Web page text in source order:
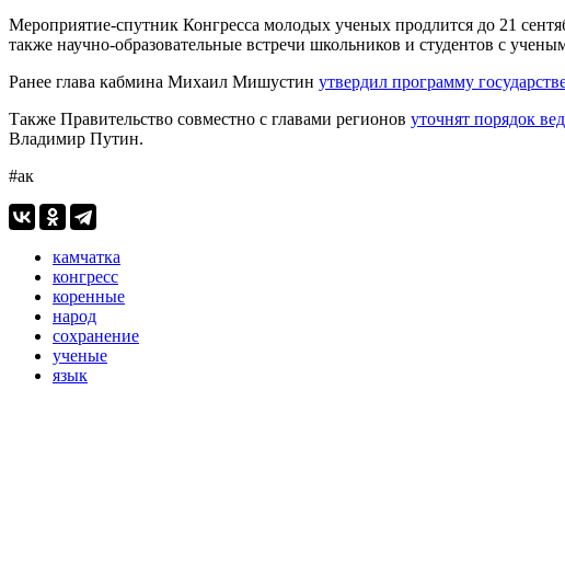
Мероприятие-спутник Конгресса молодых ученых продлится до 21
также научно-образовательные встречи школьников и студентов с
Ранее глава кабмина Михаил Мишустин утвердил программу
Также Правительство совместно с главами регионов уточнят порядок
Владимир Путин.
#ак
камчатка
конгресс
коренные
народ
сохранение
ученые
язык